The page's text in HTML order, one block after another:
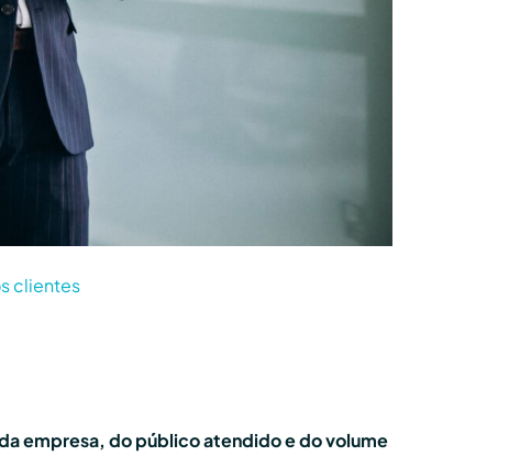
clientes
empresa, do público atendido e do volume